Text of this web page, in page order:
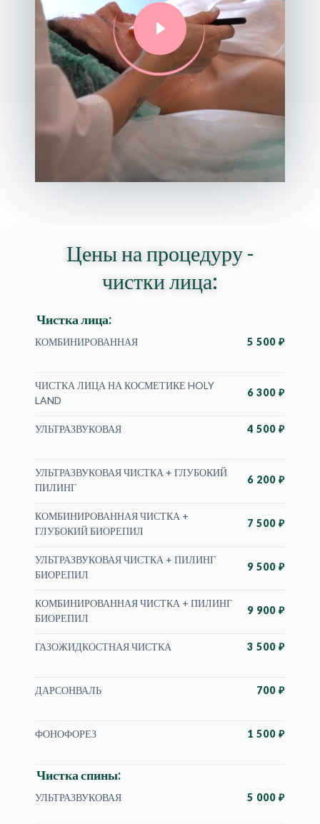
Цены на процедуру -
чистки лица:
Чистка лица:
КОМБИНИРОВАННАЯ 5 500 ₽
ЧИСТКА ЛИЦА НА КОСМЕТИКЕ HOLY
LAND
6 300 ₽
УЛЬТРАЗВУКОВАЯ 4 500 ₽
УЛЬТРАЗВУКОВАЯ ЧИСТКА + ГЛУБОКИЙ
ПИЛИНГ
6 200 ₽
КОМБИНИРОВАННАЯ ЧИСТКА +
ГЛУБОКИЙ БИОРЕПИЛ
7 500 ₽
УЛЬТРАЗВУКОВАЯ ЧИСТКА + ПИЛИНГ
БИОРЕПИЛ
9 500 ₽
КОМБИНИРОВАННАЯ ЧИСТКА + ПИЛИНГ
БИОРЕПИЛ
9 900 ₽
ГАЗОЖИДКОСТНАЯ ЧИСТКА 3 500 ₽
ДАРСОНВАЛЬ 700 ₽
ФОНОФОРЕЗ 1 500 ₽
Чистка спины:
УЛЬТРАЗВУКОВАЯ 5 000 ₽